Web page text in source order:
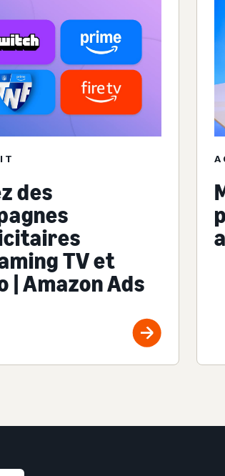
des
TV et
| Amazon Ads